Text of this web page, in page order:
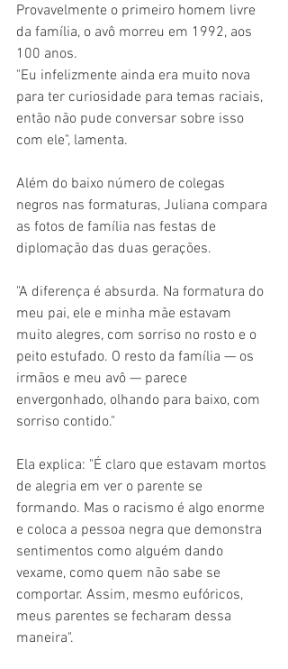
Provavelmente o primeiro homem livre
da família, o avô morreu em 1992, aos
100 anos.
"Eu infelizmente ainda era muito nova
para ter curiosidade para temas raciais,
então não pude conversar sobre isso
com ele", lamenta.
Além do baixo número de colegas
negros nas formaturas, Juliana compara
as fotos de família nas festas de
diplomação das duas gerações.
"A diferença é absurda. Na formatura do
meu pai, ele e minha mãe estavam
muito alegres, com sorriso no rosto e o
peito estufado. O resto da família — os
irmãos e meu avô — parece
envergonhado, olhando para baixo, com
sorriso contido."
Ela explica: "É claro que estavam mortos
de alegria em ver o parente se
formando. Mas o racismo é algo enorme
e coloca a pessoa negra que demonstra
sentimentos como alguém dando
vexame, como quem não sabe se
comportar. Assim, mesmo eufóricos,
meus parentes se fecharam dessa
maneira".